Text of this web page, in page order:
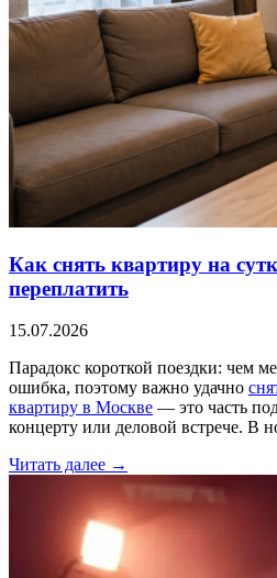
Как снять квартиру на
переплатить
15.07.2026
Парадокс короткой поездки: чем
ошибка, поэтому важно удачно
квартиру в Москве — это часть
концерту или деловой встрече. В
Читать далее →